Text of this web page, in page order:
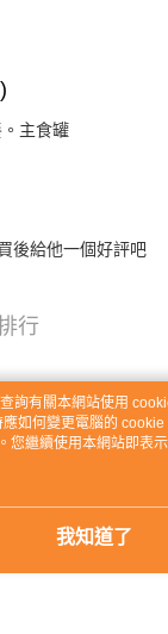
主食罐
後給他一個好評吧
行
詢有關本網站使用
如何變更電腦的 cookie
您繼續使用本網站即表
cookie。
我知道了